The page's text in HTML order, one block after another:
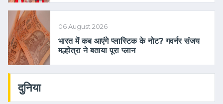
06 August 2026
भारत में कब आएंगे प्लास्टिक के नोट? गवर्नर संजय
मल्होत्रा ने बताया पूरा प्लान
दुनिया